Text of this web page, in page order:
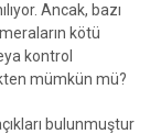
Ancak, bazı
kötü
kontrol
mümkün mü?
bulunmuştur